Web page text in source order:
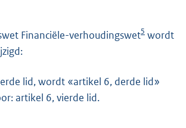
Financiële-verhoudingswet5 wordt
lid, wordt «artikel 6, derde lid»
artikel 6, vierde lid.